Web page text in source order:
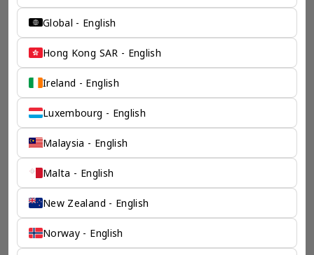
Global - English
Hong Kong SAR - English
Ireland - English
Luxembourg - English
Malaysia - English
Malta - English
New Zealand - English
Norway - English